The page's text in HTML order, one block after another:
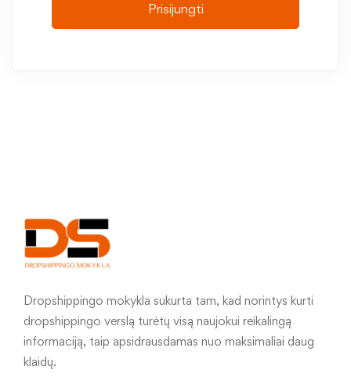
Prisijungti
Dropshippingo mokykla sukurta tam, kad norintys kurti
dropshippingo verslą turėtų visą naujokui reikalingą
informaciją, taip apsidrausdamas nuo maksimaliai daug
klaidų.